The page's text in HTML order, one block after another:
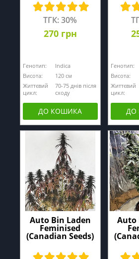
ТГК: 30%
270 грн
Генотип:
Indica
Висота:
120 см
Життєвий
цикл:
70-75 днів після
сходу
ДО КОШИКА
Генотип:
Висота:
Життєвий
цикл:
ДО
Auto Bin Laden
Feminised
(Canadian Seeds)
Auto